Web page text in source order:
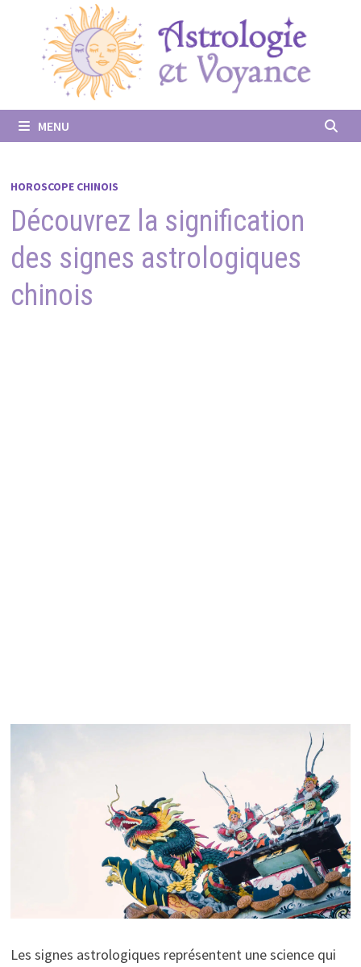
contenu
MENU
HOROSCOPE CHINOIS
Découvrez la signification
des signes astrologiques
chinois
Les signes astrologiques représentent une science qui